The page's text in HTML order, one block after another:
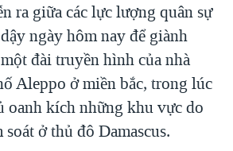
AFGHANISTAN
HÒA Ở VIỆT NAM
KIM TẠI VIỆT NAM
VS. CHÍNH PHỦ VIỆT NAM
LÀN SÓNG TRỘM HẢI SÂM
ra giữa các lực lượng quân sự
ngày hôm nay để giành
đài truyền hình của nhà
Aleppo ở miền bắc, trong lúc
oanh kích những khu vực do
ở thủ đô Damascus.